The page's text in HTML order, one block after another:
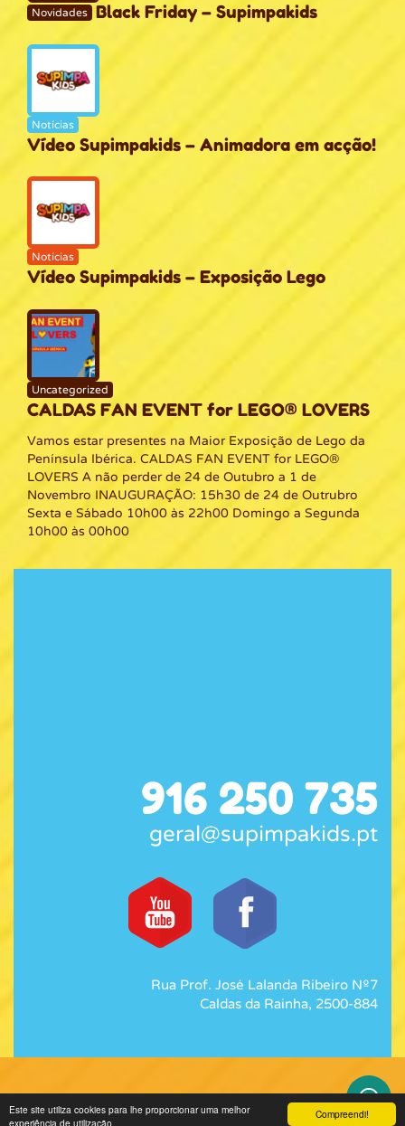
Compreendi!
Este site utiliza cookies para lhe proporcionar uma melhor
experiência de utilização.
Novidades Black Friday – Supimpakids
Notícias
Vídeo Supimpakids – Animadora em acção!
Notícias
Vídeo Supimpakids – Exposição Lego
Uncategorized
CALDAS FAN EVENT for LEGO® LOVERS
Vamos estar presentes na Maior Exposição de Lego da
Península Ibérica. CALDAS FAN EVENT for LEGO®
LOVERS A não perder de 24 de Outubro a 1 de
Novembro INAUGURAÇÃO: 15h30 de 24 de Outrubro
Sexta e Sábado 10h00 às 22h00 Domingo a Segunda
10h00 às 00h00
916 250 735
geral@supimpakids.pt
Rua Prof. José Lalanda Ribeiro Nº7
Caldas da Rainha, 2500-884